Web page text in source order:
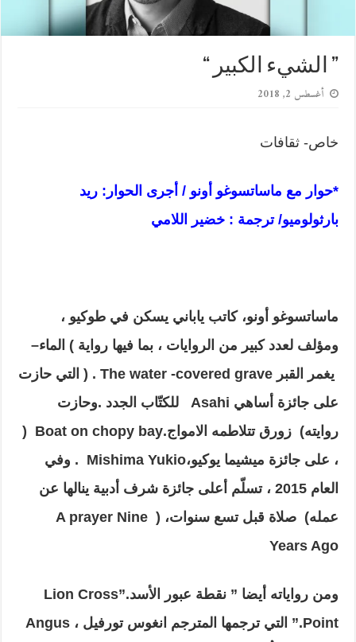
” الشيء الكبير “
أغسطس 2, 2018
خاص- ثقافات
*حوار مع ماساتسوغو أونو / أجرى الحوار: ريد
بارثولوميو/ترجمة : خضير اللامي
ماساتسوغو أونو، كاتب ياباني يسكن في طوكيو ،
ومؤلف لعدد كبير من الروايات ، بما فيها رواية) الماء–
يغمر القبر The water -covered grave .
( التي حازت
على جائزة أساهي Asahi
للكتّاب الجدد .وحازت
روايته) زورق تتلاطمه الامواج.Boat on chopy bay
(
، على جائزة ميشيما يوكيو،Mishima Yukio
. وفي
العام 2015
، تسلّم أعلى جائزة شرف أدبية ينالها عن
عمله) صلاة قبل تسع سنوات،
( A prayer Nine
Years Ago
ومن رواياته أيضا ” نقطة عبور الأسد.”Lion Cross
Point.” التي ترجمها المترجم انغوس تورفيل ، Angus